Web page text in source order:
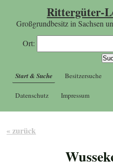
Rittergüter-
Großgrundbesitz in Sachsen
Ort:
Start & Suche Besitzersuche
Datenschutz Impressum
« zurück